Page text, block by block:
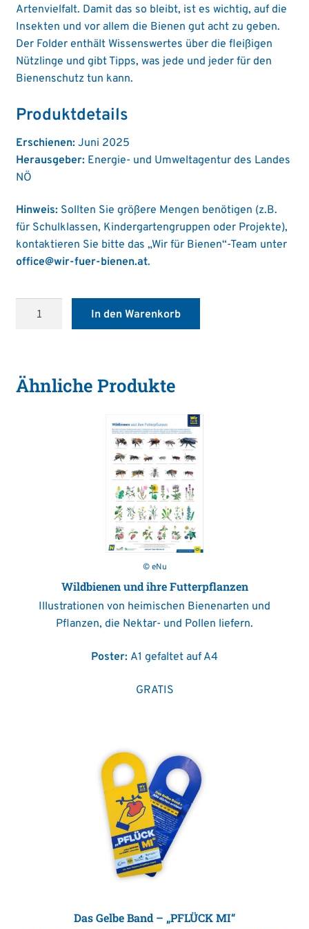
Artenvielfalt. Damit das so bleibt, ist es wichtig, auf die
Insekten und vor allem die Bienen gut acht zu geben.
Der Folder enthält Wissenswertes über die fleißigen
Nützlinge und gibt Tipps, was jede und jeder für den
Bienenschutz tun kann.
Produktdetails
Erschienen:Juni 2025
Herausgeber:Energie- und Umweltagentur des Landes
NÖ
Hinweis:Sollten Sie größere Mengen benötigen (z.B.
für Schulklassen, Kindergartengruppen oder Projekte),
kontaktieren Sie bitte das „Wir für Bienen“-Team unter
office@wir-fuer-bienen.at.
Menge
In den Warenkorb
Ähnliche Produkte
© eNu
Wildbienen und ihre Futterpflanzen
Illustrationen von heimischen Bienenarten und
Pflanzen, die Nektar- und Pollen liefern.
Poster: A1 gefaltet auf A4
GRATIS
Das Gelbe Band – „PFLÜCK MI“